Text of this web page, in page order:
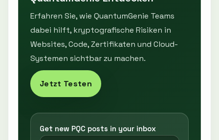
Erfahren Sie, wie QuantumGenie Teams
dabei hilft, kryptografische Risiken in
Websites, Code, Zertifikaten und Cloud-
Systemen sichtbar zu machen.
Jetzt Testen
Get new PQC posts in your inbox